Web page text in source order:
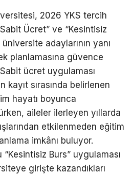
2026 YKS tercih
Ücret” ve “Kesintisiz
adaylarının yanı
planlamasına güvence
ücret uygulaması
kayıt sırasında belirlenen
hayatı boyunca
aileler ilerleyen yıllarda
etkilenmeden eğitim
imkânı buluyor.
Burs” uygulaması
girişte kazandıkları